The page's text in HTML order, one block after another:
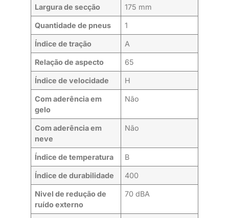
Largura de secção 175 mm
Quantidade de pneus 1
Índice de tração A
Relação de aspecto 65
Índice de velocidade H
Com aderência em
gelo
Não
Com aderência em
neve
Não
Índice de temperatura B
Índice de durabilidade 400
Nivel de redução de
ruído externo
70 dBA